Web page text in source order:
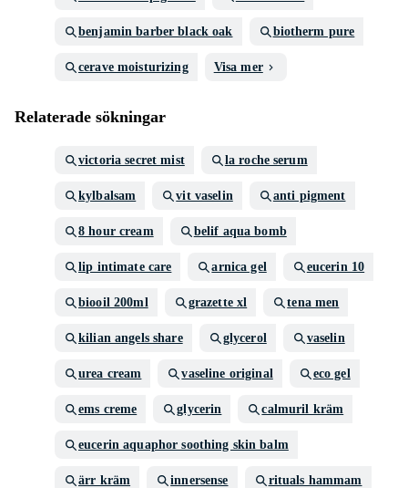
benjamin barber black oak biotherm pure
cerave moisturizing Visa mer
Relaterade sökningar
victoria secret mist la roche serum
kylbalsam vit vaselin anti pigment
8 hour cream belif aqua bomb
lip intimate care arnica gel eucerin 10
biooil 200ml grazette xl tena men
kilian angels share glycerol vaselin
urea cream vaseline original eco gel
ems creme glycerin calmuril kräm
eucerin aquaphor soothing skin balm
ärr kräm innersense rituals hammam